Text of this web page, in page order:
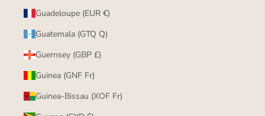
Guadeloupe (EUR €)
Guatemala (GTQ Q)
Guernsey (GBP £)
Guinea (GNF Fr)
Guinea-Bissau (XOF Fr)